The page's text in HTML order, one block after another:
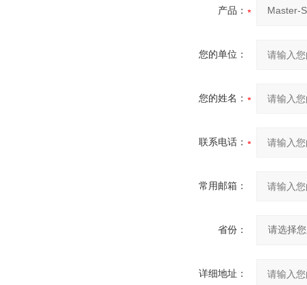
产品：
您的单位：
您的姓名：
联系电话：
常用邮箱：
省份：
详细地址：